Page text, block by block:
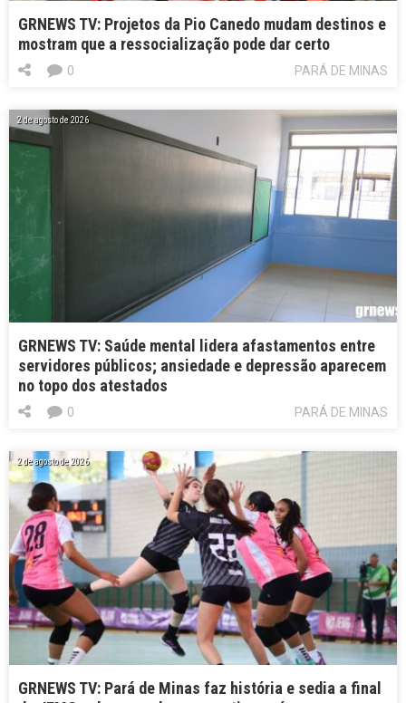
GRNEWS TV: Projetos da Pio Canedo mudam destinos e
mostram que a ressocialização pode dar certo
PARÁ DE MINAS
0
2 de agosto de 2026
GRNEWS TV: Saúde mental lidera afastamentos entre
servidores públicos; ansiedade e depressão aparecem
no topo dos atestados
PARÁ DE MINAS
0
2 de agosto de 2026
GRNEWS TV: Pará de Minas faz história e sedia a final